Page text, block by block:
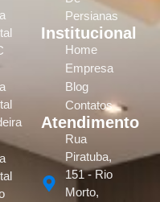
Persianas
Institucional
Home
Empresa
Blog
Contatos
Atendimento
Rua
Piratuba,
151 - Rio
Morto,